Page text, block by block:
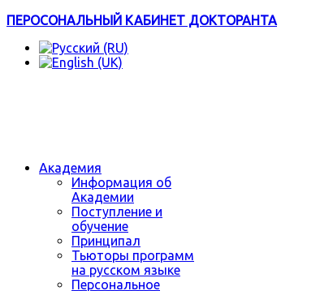
ПЕРОСОНАЛЬНЫЙ КАБИНЕТ ДОКТОРАНТА
Академия
Информация об
Академии
Поступление и
обучение
Принципал
Тьюторы программ
на русском языке
Персональное